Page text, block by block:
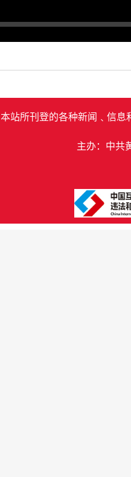
本站所刊登的各种新闻﹑信息
主办：中共